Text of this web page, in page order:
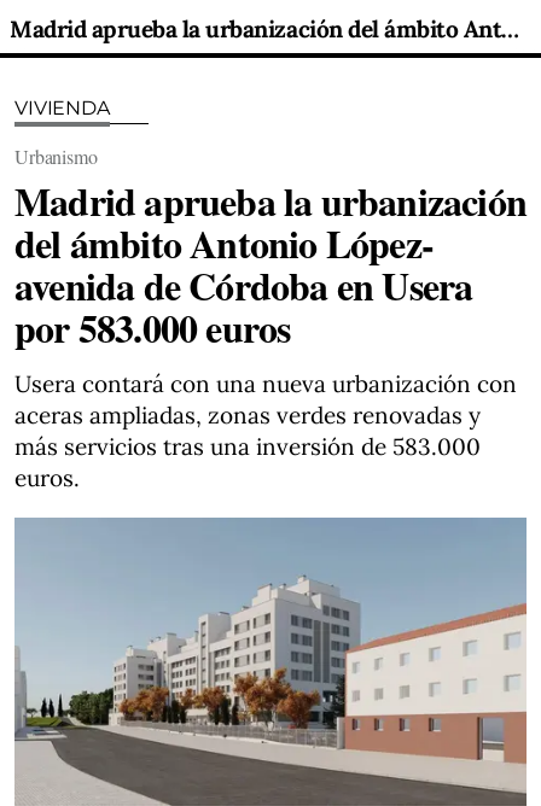
Madrid aprueba la urbanización del ámbito Antonio López-avenida de Córdoba en Usera por 583.000 euros
VIVIENDA
Urbanismo
Madrid aprueba la urbanización
del ámbito Antonio López-
avenida de Córdoba en Usera
por 583.000 euros
Usera contará con una nueva urbanización con
aceras ampliadas, zonas verdes renovadas y
más servicios tras una inversión de 583.000
euros.